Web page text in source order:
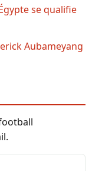
se qualifie
Aubameyang